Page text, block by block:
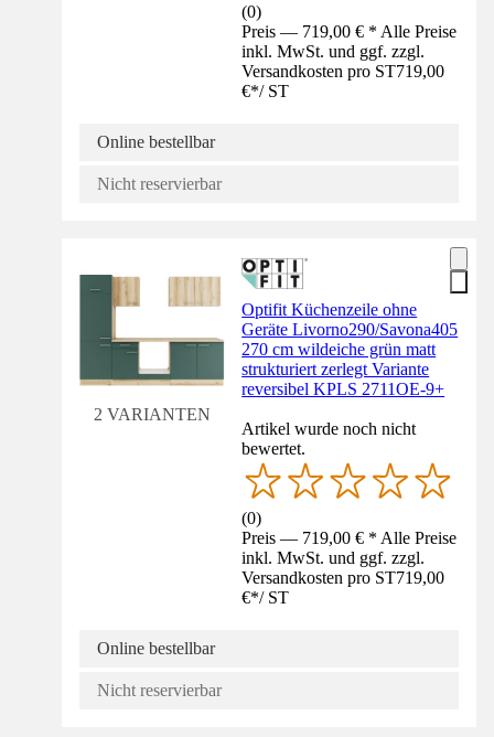
(0)
Preis — 719,00 € * Alle Preise
inkl. MwSt. und ggf. zzgl.
Versandkosten pro ST719,00
€*/ ST
Online bestellbar
Nicht reservierbar
2 VARIANTEN
Optifit Küchenzeile ohne
Geräte Livorno290/Savona405
270 cm wildeiche grün matt
strukturiert zerlegt Variante
reversibel KPLS 2711OE-9+
Artikel wurde noch nicht
bewertet.
(0)
Preis — 719,00 € * Alle Preise
inkl. MwSt. und ggf. zzgl.
Versandkosten pro ST719,00
€*/ ST
Online bestellbar
Nicht reservierbar